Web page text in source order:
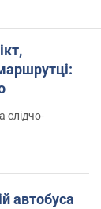
слідчо-
автобуса